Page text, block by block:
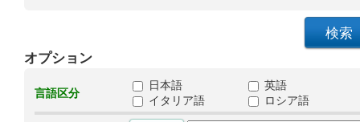
オプション
言語区分
日本語
英語
イタリア語
ロシア語